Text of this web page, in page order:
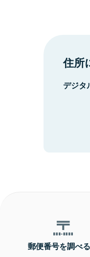
住所
デジタ
郵便番号を調べる